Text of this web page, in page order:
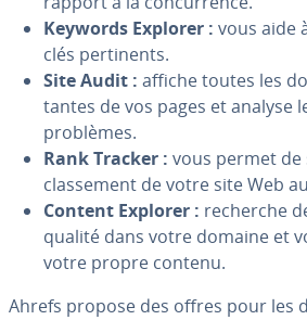
Keywords Explorer : vous aide
clés per­ti­nents.
Site Audit : affiche toutes les
tantes de vos pages et analyse
problèmes.
Rank Tracker : vous permet de
clas­se­ment de votre site Web
Content Explorer : recherche
qualité dans votre domaine et
votre propre contenu.
Ahrefs propose des offres pour les